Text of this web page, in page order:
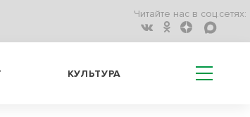
Читайте нас в соц.сетях:
КУЛЬТУРА